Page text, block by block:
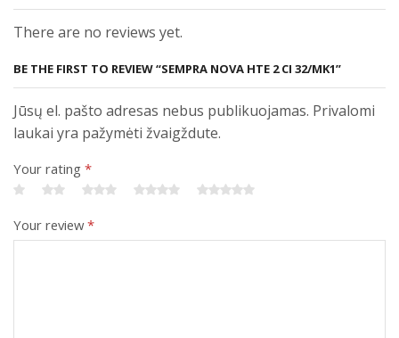
There are no reviews yet.
BE THE FIRST TO REVIEW “SEMPRA NOVA HTE 2 CI 32/MK1”
Jūsų el. pašto adresas nebus publikuojamas. Privalomi
laukai yra pažymėti žvaigždute.
Your rating *
Your review*